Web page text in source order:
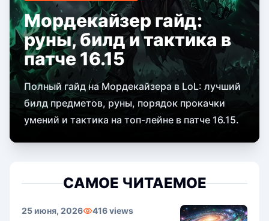
Мордекайзер гайд:
руны, билд и тактика в
патче 16.15
Полный гайд на Мордекайзера в LoL: лучший
билд предметов, руны, порядок прокачки
умений и тактика на топ-лейне в патче 16.15.
САМОЕ ЧИТАЕМОЕ
25 июня, 2026 416 views